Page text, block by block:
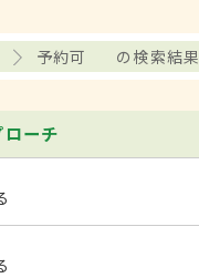
予約可 の検索結
ーチ